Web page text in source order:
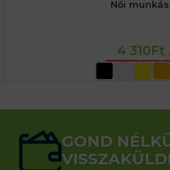
Női
4 310Ft
OPCIÓK
GOND